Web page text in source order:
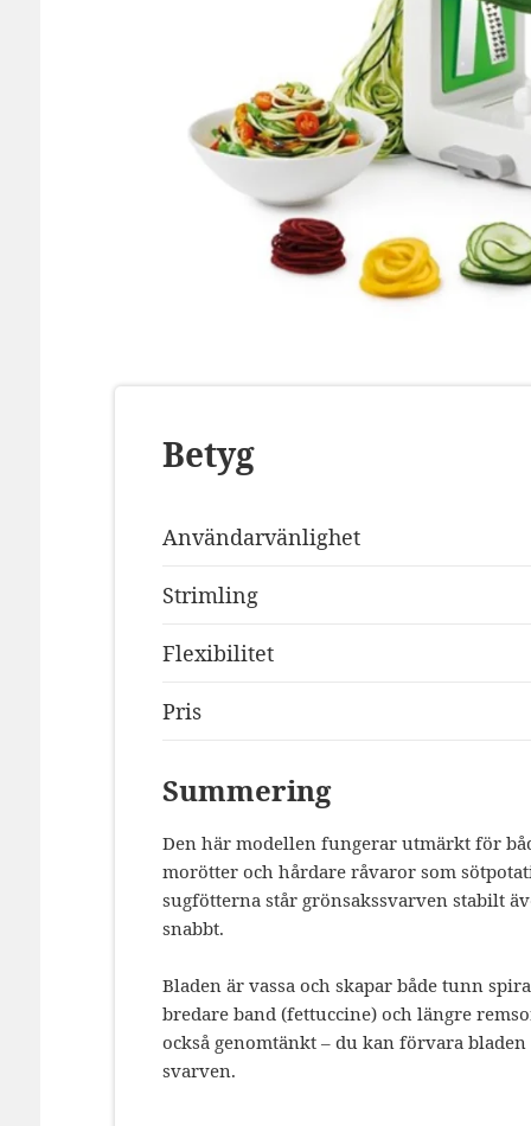
Betyg
Användarvänlighet
Strimling
Flexibilitet
Pris
Summering
Den här modellen fungerar utmärkt för
morötter och hårdare råvaror som
sugfötterna står grönsakssvarven stabilt
snabbt.
Bladen är vassa och skapar både tunn
bredare band (fettuccine) och längre
också genomtänkt – du kan förvara
svarven.